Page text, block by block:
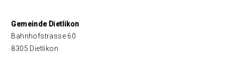
Footer
Gemeinde Dietlikon
Bahnhofstrasse 60
8305 Dietlikon